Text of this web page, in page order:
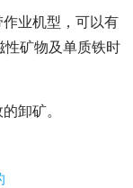
业机型，可以有
性矿物及单质铁时
卸矿。